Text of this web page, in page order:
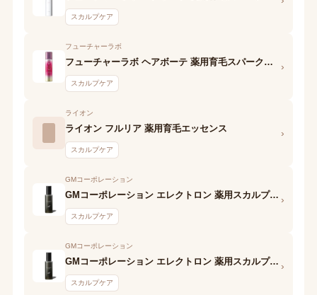
スカルプケア
フューチャーラボ
フューチャーラボ ヘアボーテ 薬用育毛スパークリングエッセンス
スカルプケア
›
ライオン
ライオン フルリア 薬用育毛エッセンス
スカルプケア
›
GMコーポレーション
GMコーポレーション エレクトロン 薬用スカルプエッセンス オム
スカルプケア
›
GMコーポレーション
GMコーポレーション エレクトロン 薬用スカルプエッセンス
スカルプケア
›